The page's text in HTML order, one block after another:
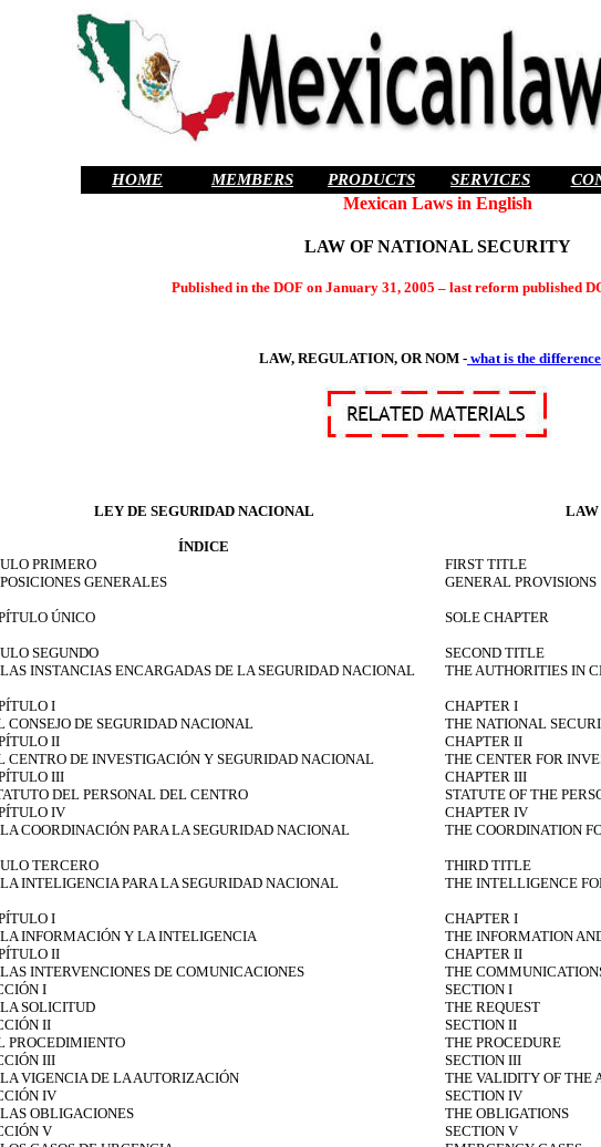
HOME MEMBERS PRODUCTS SERVICES
Mexican Laws in English
LAW OF NATIONAL SECURITY
Published in the DOF on January 31, 2005 – last reform published
LAW, REGULATION, OR NOM - what is the
LEY DE SEGURIDAD NACIONAL LAW
ÍNDICE
PRIMERO
FIRST TITLE
GENERALES
GENERAL PROVISIONS
ÚNICO SOLE CHAPTER
SEGUNDO
SECOND TITLE
INSTANCIAS ENCARGADAS DE LA SEGURIDAD NACIONAL
THE AUTHORITIES IN
I
CHAPTER I
CONSEJO DE SEGURIDAD NACIONAL
THE NATIONAL
II
CHAPTER II
CENTRO DE INVESTIGACIÓN Y SEGURIDAD NACIONAL
THE CENTER FOR
III
CHAPTER III
DEL PERSONAL DEL CENTRO
STATUTE OF THE
IV
CHAPTER IV
COORDINACIÓN PARA LA SEGURIDAD NACIONAL
THE COORDINATION
TERCERO
THIRD TITLE
INTELIGENCIA PARA LA SEGURIDAD NACIONAL
THE INTELLIGENCE
I
CHAPTER I
INFORMACIÓN Y LA INTELIGENCIA
THE INFORMATION
II
CHAPTER II
INTERVENCIONES DE COMUNICACIONES
THE
I
SECTION I
SOLICITUD
THE REQUEST
II
SECTION II
PROCEDIMIENTO
THE PROCEDURE
III
SECTION III
VIGENCIA DE LA AUTORIZACIÓN
THE VALIDITY OF THE
IV
SECTION IV
OBLIGACIONES
THE OBLIGATIONS
V
SECTION V